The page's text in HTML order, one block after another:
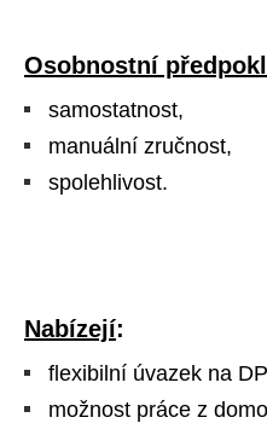
Osobnostní
samostatnost,
manuální zručnost,
spolehlivost.
Nabízejí:
flexibilní úvazek na
možnost práce z